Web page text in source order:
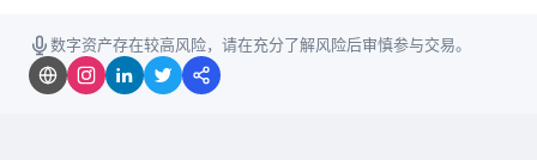
数字资产存在较高风险，请在充分了解风险后审慎参与交易。